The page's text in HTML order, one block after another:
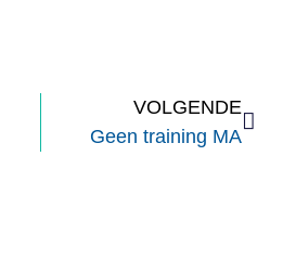
VOLGENDE
Geen training MA